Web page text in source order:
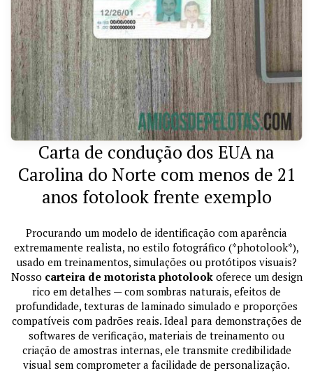
Carta de condução dos EUA na
Carolina do Norte com menos de 21
anos fotolook frente exemplo
Procurando um modelo de identificação com aparência
extremamente realista, no estilo fotográfico (*photolook*),
usado em treinamentos, simulações ou protótipos visuais?
Nosso carteira de motorista photolookoferece um design
rico em detalhes — com sombras naturais, efeitos de
profundidade, texturas de laminado simulado e proporções
compatíveis com padrões reais. Ideal para demonstrações de
softwares de verificação, materiais de treinamento ou
criação de amostras internas, ele transmite credibilidade
visual sem comprometer a facilidade de personalização.